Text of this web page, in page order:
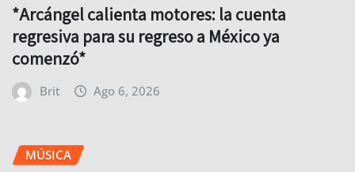
*Arcángel calienta motores: la cuenta
regresiva para su regreso a México ya
comenzó*
Brit Ago 6, 2026
MÚSICA